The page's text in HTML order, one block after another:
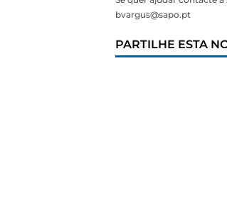
bvargus@sapo.pt
PARTILHE ESTA